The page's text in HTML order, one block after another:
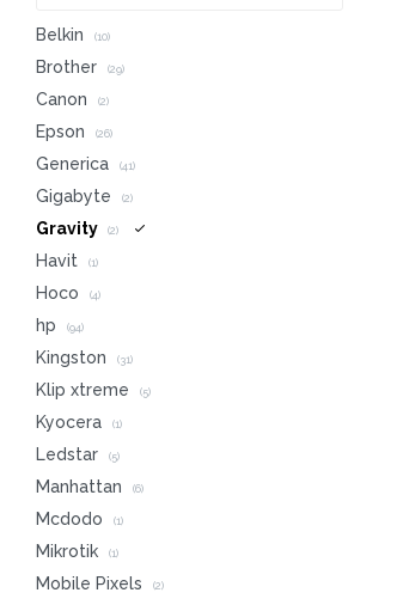
Belkin (10)
Brother (29)
Canon (2)
Epson (26)
Generica (41)
Gigabyte (2)
Gravity (2)
Havit (1)
Hoco (4)
hp (94)
Kingston (31)
Klip xtreme (5)
Kyocera (1)
Ledstar (5)
Manhattan (6)
Mcdodo (1)
Mikrotik (1)
Mobile Pixels (2)